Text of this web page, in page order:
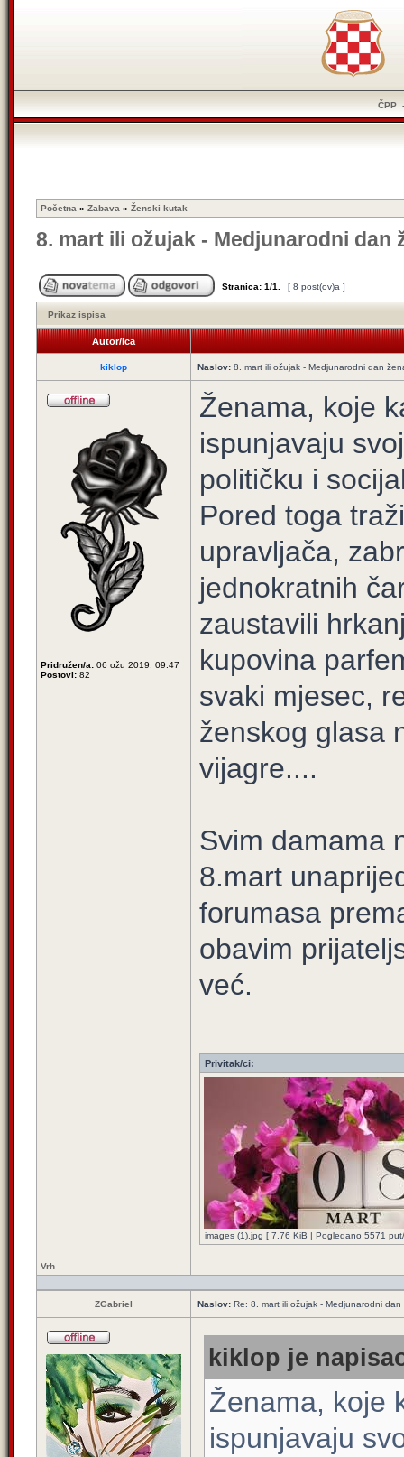
ČPP
Početna » Zabava » Ženski kutak
8. mart ili ožujak - Medjunarodni dan
Stranica: 1/1 [ 8 post(ov)a ]
Prikaz ispisa
Autor/ica
kiklop Naslov: 8. mart ili ožujak - Medjunarodni dan
Pridružen/a: 06 ožu 2019, 09:47
Postovi: 82
Ženama, koje
ispunjavaju
političku i
Pored toga
upravljača,
jednokratnih
zaustavili
kupovina
svaki mjesec,
ženskog glasa
vijagre....
Svim damama
8.mart
forumasa
obavim
već.
Privitak/ci:
images (1).jpg [ 7.76 KiB | Pogledano 5571
Vrh
ZGabriel Naslov: Re: 8. mart ili ožujak - Medjunarodni dan
kiklop je
Ženama, koje
ispunjavaju